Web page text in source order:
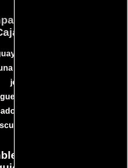
película
cautivó al mundo
explosión de acción y
cinematográfica
la historia de un
4 de Asunción que se
mundo de crimen
que no